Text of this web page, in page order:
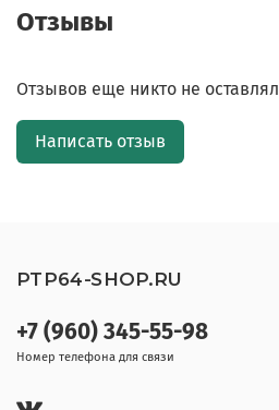
Отзывы
Отзывов еще никто не оставлял
Написать отзыв
+7 (960) 345-55-98
Номер телефона для связи
PTP64-SHOP.RU